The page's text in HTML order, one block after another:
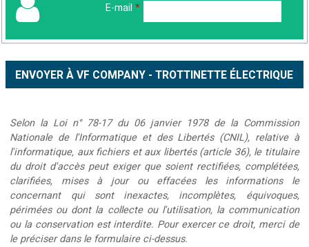
E-mail *
Selon la Loi n° 78-17 du 06 janvier 1978 de la Commission
Nationale de l'Informatique et des Libertés (CNIL), relative à
l'informatique, aux fichiers et aux libertés (article 36), le titulaire
du droit d'accès peut exiger que soient rectifiées, complétées,
clarifiées, mises à jour ou effacées les informations le
concernant qui sont inexactes, incomplètes, équivoques,
périmées ou dont la collecte ou l'utilisation, la communication
ou la conservation est interdite. Pour exercer ce droit, merci de
le préciser dans le formulaire ci-dessus.